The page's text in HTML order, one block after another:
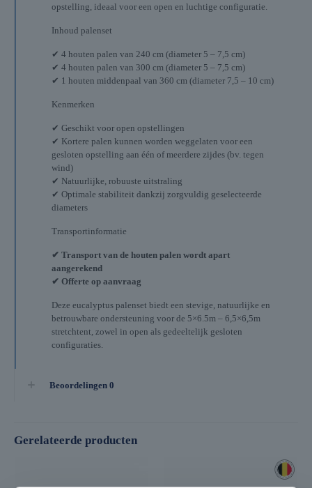
opstelling, ideaal voor een open en luchtige configuratie.
Inhoud palenset
✔ 4 houten palen van 240 cm (diameter 5 – 7,5 cm)
✔ 4 houten palen van 300 cm (diameter 5 – 7,5 cm)
✔ 1 houten middenpaal van 360 cm (diameter 7,5 – 10 cm)
Kenmerken
✔ Geschikt voor open opstellingen
✔ Kortere palen kunnen worden weggelaten voor een
gesloten opstelling aan één of meerdere zijdes (bv. tegen
wind)
✔ Natuurlijke, robuuste uitstraling
✔ Optimale stabiliteit dankzij zorgvuldig geselecteerde
diameters
Transportinformatie
✔ Transport van de houten palen wordt apart
aangerekend
✔ Offerte op aanvraag
Deze eucalyptus palenset biedt een stevige, natuurlijke en
betrouwbare ondersteuning voor de 5×6.5m – 6,5×6,5m
stretchtent, zowel in open als gedeeltelijk gesloten
configuraties.
Beoordelingen 0
Gerelateerde producten